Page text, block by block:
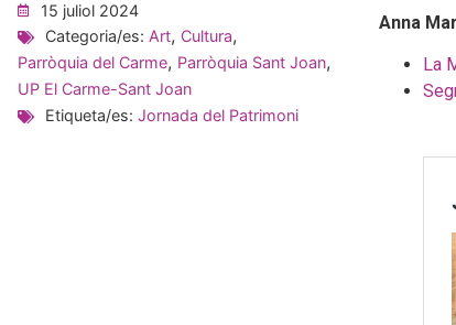
15 juliol 2024
Categoria/es: Art, Cultura,
Parròquia del Carme, Parròquia Sant Joan,
UP El Carme-Sant Joan
Etiqueta/es: Jornada del Patrimoni
Anna
La